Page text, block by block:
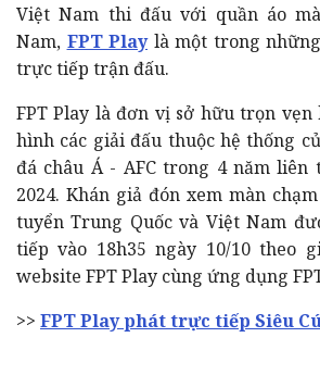
Việt Nam thi đấu với quần áo
Nam, FPT Playlà một trong
trực tiếp trận đấu.
FPT Play là đơn vị sở hữu trọn
hình các giải đấu thuộc hệ thống
đá châu Á - AFC trong 4 năm liên
2024. Khán giả đón xem màn
tuyển Trung Quốc và Việt Nam
tiếp vào 18h35 ngày 10/10 theo
website FPT Play cùng ứng dụng
>> FPT Play phát trực tiếp Siêu